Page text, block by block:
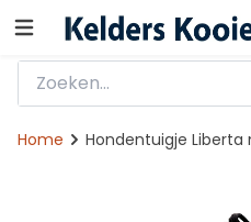
Home Hondentuigje